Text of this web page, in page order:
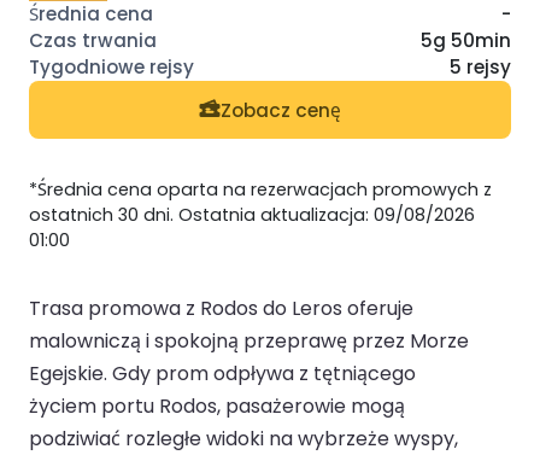
-
5g 50min
5 rejsy
Zobacz cenę
*Średnia cena oparta na rezerwacjach promowych z
ostatnich 30 dni. Ostatnia aktualizacja: 09/08/2026
01:00
Trasa promowa z Rodos do Leros oferuje
malowniczą i spokojną przeprawę przez Morze
Egejskie. Gdy prom odpływa z tętniącego
życiem portu Rodos, pasażerowie mogą
podziwiać rozległe widoki na wybrzeże wyspy,